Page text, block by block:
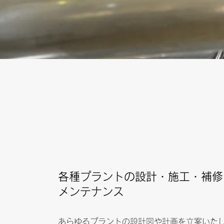
各種プラントの設計・施工・補
メンテナンス
あらゆるプラントの設計図や計画を立案いた